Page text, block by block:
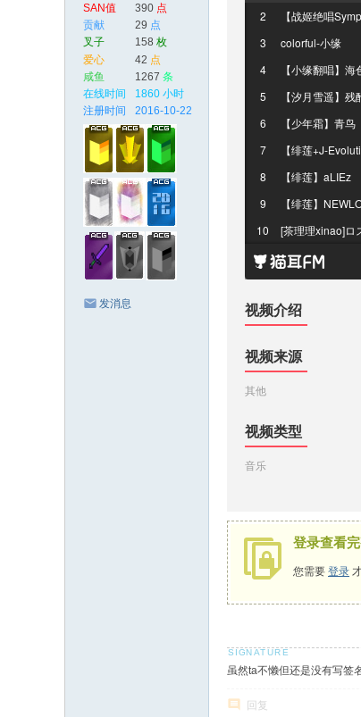
SAN值 390 点
贡献
29 点
叉子
158 枚
爱心
42 点
咸鱼
1267 条
在线时间
1860 小时
注册时间
2016-10-22
发消息 视频介绍
视频来源
其他
视频类型
音乐
登录查看
您需要 登录
虽然ta不懒但还是没有写签名
回复